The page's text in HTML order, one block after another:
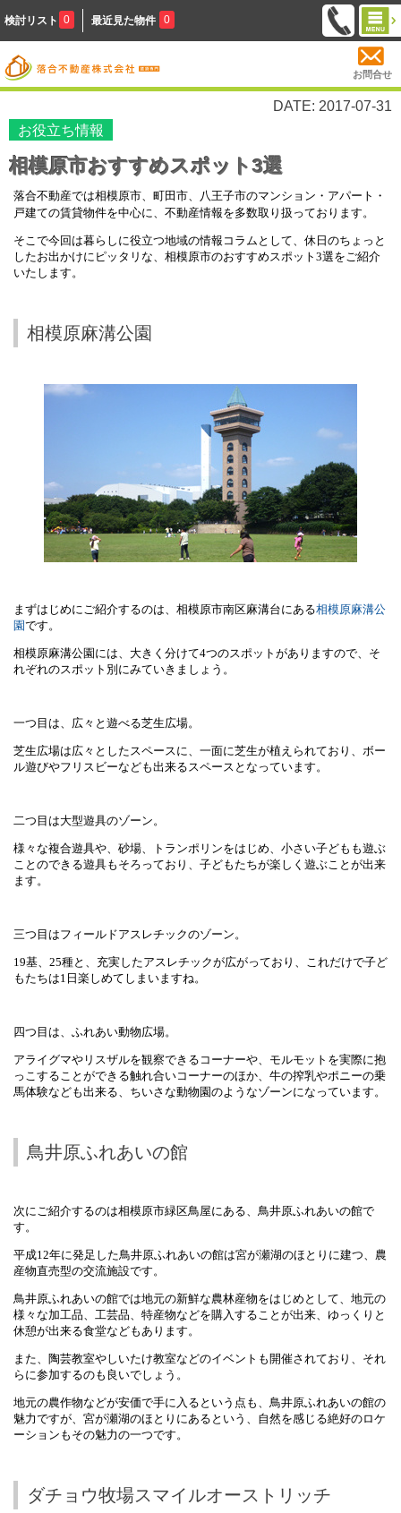
検討リスト 0 最近見た物件 0
お問合せ
DATE: 2017-07-31
お役立ち情報
相模原市おすすめスポット3選
落合不動産では相模原市、町田市、八王子市のマンション・アパート・
戸建ての賃貸物件を中心に、不動産情報を多数取り扱っております。
そこで今回は暮らしに役立つ地域の情報コラムとして、休日のちょっと
したお出かけにピッタリな、相模原市のおすすめスポット 3選をご紹介
いたします。
相模原麻溝公園
まずはじめにご紹介するのは、相模原市南区麻溝台にある相模原麻溝公
園です。
相模原麻溝公園には、大きく分けて4つのスポットがありますので、そ
れぞれのスポット別にみていきましょう。
一つ目は、広々と遊べる芝生広場。
芝生広場は広々としたスペースに、一面に芝生が植えられており、ボー
ル遊びやフリスビーなども出来るスペースとなっています。
二つ目は大型遊具のゾーン。
様々な複合遊具や、砂場、トランポリンをはじめ、小さい子どもも遊ぶ
ことのできる遊具もそろっており、子どもたちが楽しく遊ぶことが出来
ます。
三つ目はフィールドアスレチックのゾーン。
19基、 25種と、充実したアスレチックが広がっており、これだけで子ど
もたちは1 日楽しめてしまいますね。
四つ目は、ふれあい動物広場。
アライグマやリスザルを観察できるコーナーや、モルモットを実際に抱
っこすることができる触れ合いコーナーのほか、牛の搾乳やポニーの乗
馬体験なども出来る、ちいさな動物園のようなゾーンになっています。
鳥井原ふれあいの館
次にご紹介するのは相模原市緑区鳥屋にある、鳥井原ふれあいの館で
す。
平成12年に発足した鳥井原ふれあいの館は宮が瀬湖のほとりに建つ、農
産物直売型の交流施設です。
鳥井原ふれあいの館では地元の新鮮な農林産物をはじめとして、地元の
様々な加工品、工芸品、特産物などを購入することが出来、ゆっくりと
休憩が出来る食堂などもあります。
また、陶芸教室やしいたけ教室などのイベントも開催されており、それ
らに参加するのも良いでしょう。
地元の農作物などが安価で手に入るという点も、鳥井原ふれあいの館の
魅力ですが、宮が瀬湖のほとりにあるという、自然を感じる絶好のロケ
ーションもその魅力の一つです。
ダチョウ牧場スマイルオーストリッチ